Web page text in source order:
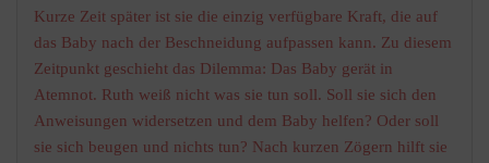
Kurze Zeit später ist sie die einzig verfügbare Kraft, die auf
das Baby nach der Beschneidung aufpassen kann. Zu diesem
Zeitpunkt geschieht das Dilemma: Das Baby gerät in
Atemnot. Ruth weiß nicht was sie tun soll. Soll sie sich den
Anweisungen widersetzen und dem Baby helfen? Oder soll
sie sich beugen und nichts tun? Nach kurzen Zögern hilft sie